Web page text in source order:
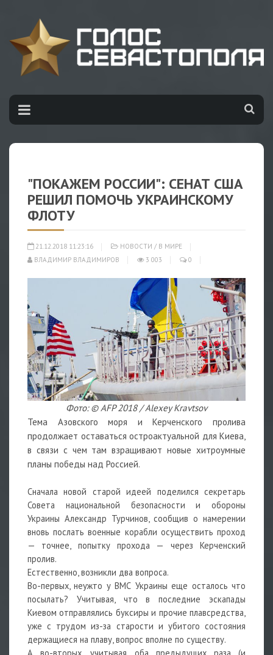
"ПОКАЖЕМ РОССИИ": СЕНАТ США
РЕШИЛ ПОМОЧЬ УКРАИНСКОМУ
ФЛОТУ
21.12.2018 11:23:16 НОВОСТИ / В МИРЕ
ВЛАДИМИР ВЛАДИМИРОВ
3 003 0
Фото: © AFP 2018 / Alexey Kravtsov
Тема Азовского моря и Керченского пролива
продолжает оставаться остроактуальной для Киева,
в связи с чем там взращивают новые хитроумные
планы победы над Россией.
Сначала новой старой идеей поделился секретарь
Совета национальной безопасности и обороны
Украины Александр Турчинов, сообщив о намерении
вновь послать военные корабли осуществить проход
— точнее, попытку прохода — через Керченский
пролив.
Естественно, возникли два вопроса.
Во-первых, неужто у ВМС Украины еще осталось что
посылать? Учитывая, что в последние эскапады
Киевом отправлялись буксиры и прочие плавсредства,
уже с трудом из-за старости и убитого состояния
держащиеся на плаву, вопрос вполне по существу.